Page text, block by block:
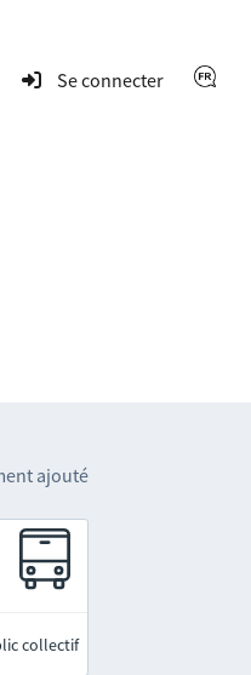
Se connecter
ajouté
collectif